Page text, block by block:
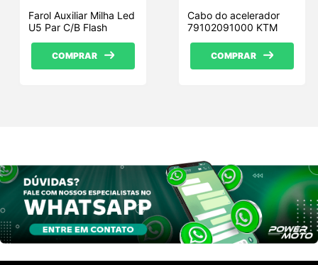
Farol Auxiliar Milha Led
U5 Par C/B Flash
COMPRAR
Cabo do acelerador
79102091000 KTM
COMPRAR